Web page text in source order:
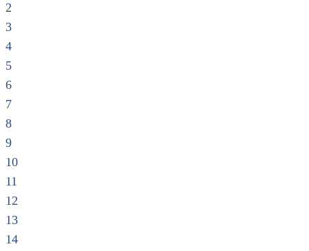
2
3
4
5
6
7
8
9
10
11
12
13
14